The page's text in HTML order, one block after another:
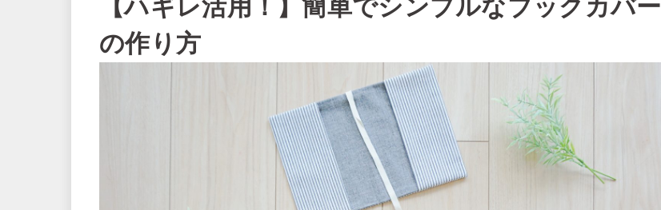
【ハギレ活用！】簡単でシンプルなブックカバー
の作り方